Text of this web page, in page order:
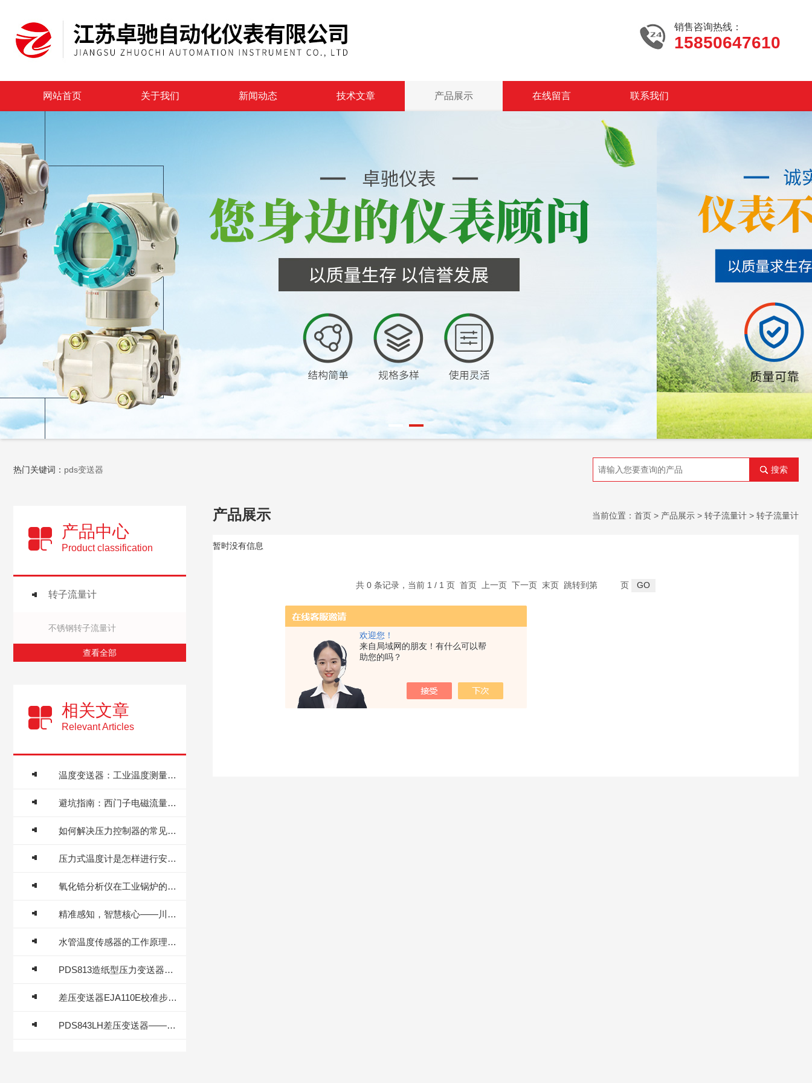
欢迎您！
来自局域网的朋友！有什么可以帮
助您的吗？
销售咨询热线：
15850647610
网站首页 关于我们 新闻动态 技术文章 产品展示 在线留言 联系我们
热门关键词： pds变送器 搜索
产品中心
Product classification
转子流量计
不锈钢转子流量计
查看全部
相关文章
Relevant Articles
温度变送器：工业温度测量重要的核心设备
避坑指南：西门子电磁流量计调试期与运行期常见故障排查
如何解决压力控制器的常见故障问题
压力式温度计是怎样进行安装的
氧化锆分析仪在工业锅炉的应用
精准感知，智慧核心——川仪PDS压力变送器赋能工业自动化
水管温度传感器的工作原理与应用场景
PDS813造纸型压力变送器的平膜传感原理与制浆造纸全流程应用
差压变送器EJA110E校准步骤详解
PDS843LH差压变送器——高静压工况下的微差压“精准辨析者”
产品展示 当前位置： 首页 > 产品展示 > 转子流量计 > 转子流量计
暂时没有信息
共 0 条记录，当前 1 / 1 页 首页 上一页 下一页 末页 跳转到第 页